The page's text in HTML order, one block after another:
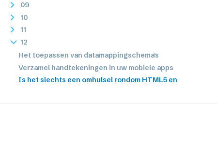
09
10
11
12
Het toepassen van datamappingschema's
Verzamel handtekeningen in uw mobiele apps
Is het slechts een omhulsel rondom HTML5 en
Nieuwe RaptorXML-scripts toegevoegd: XBRL.US